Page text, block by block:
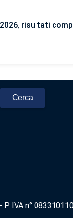
2026, risultati
IVA n°